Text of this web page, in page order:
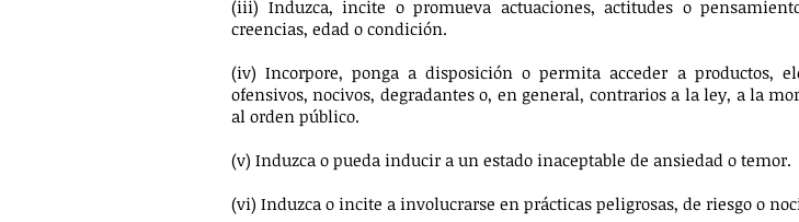
(iii) Induzca, incite o promueva actuaciones, actitudes o
creencias, edad o condición.
(iv) Incorpore, ponga a disposición o permita acceder a productos,
ofensivos, nocivos, degradantes o, en general, contrarios a la ley, a la
al orden público.
(v) Induzca o pueda inducir a un estado inaceptable de ansiedad o temor.
(vi) Induzca o incite a involucrarse en prácticas peligrosas, de riesgo o